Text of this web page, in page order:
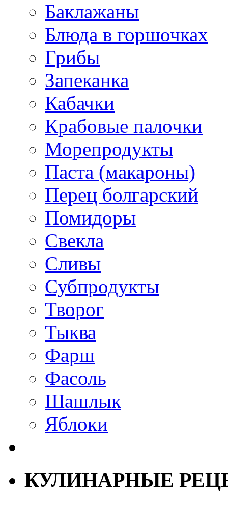
Баклажаны
Блюда в горшочках
Грибы
Запеканка
Кабачки
Крабовые палочки
Морепродукты
Паста (макароны)
Перец болгарский
Помидоры
Свекла
Сливы
Субпродукты
Творог
Тыква
Фарш
Фасоль
Шашлык
Яблоки
КУЛИНАРНЫЕ